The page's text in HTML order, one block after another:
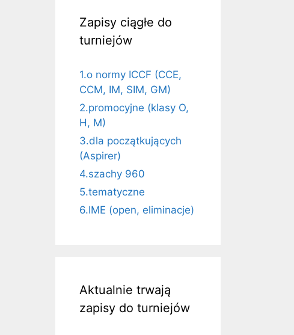
Zapisy ciągłe do
turniejów
1.o normy ICCF (CCE,
CCM, IM, SIM, GM)
2.promocyjne (klasy O,
H, M)
3.dla początkujących
(Aspirer)
4.szachy 960
5.tematyczne
6.IME (open, eliminacje)
Aktualnie trwają
zapisy do turniejów